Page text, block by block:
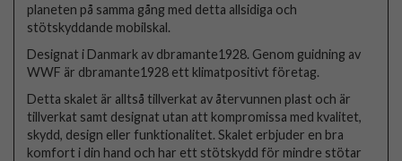
planeten på samma gång med detta allsidiga och
stötskyddande mobilskal.
Designat i Danmark av dbramante1928. Genom guidning av
WWF är dbramante1928 ett klimatpositivt företag.
Detta skalet är alltså tillverkat av återvunnen plast och är
tillverkat samt designat utan att kompromissa med kvalitet,
skydd, design eller funktionalitet. Skalet erbjuder en bra
komfort i din hand och har ett stötskydd för mindre stötar